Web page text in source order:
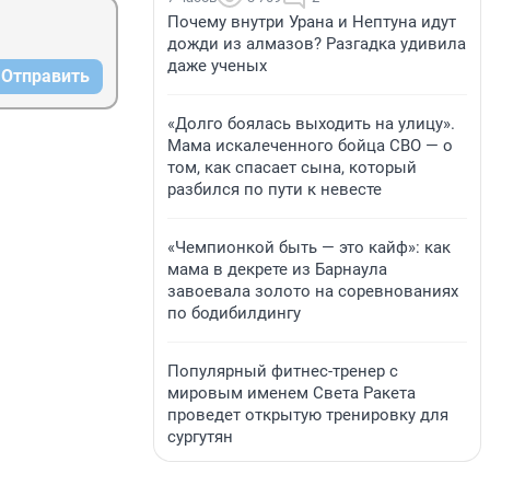
Отправить
Почему внутри Урана и Нептуна идут
дожди из алмазов? Разгадка удивила
даже ученых
«Долго боялась выходить на улицу».
Мама искалеченного бойца СВО — о
том, как спасает сына, который
разбился по пути к невесте
«Чемпионкой быть — это кайф»: как
мама в декрете из Барнаула
завоевала золото на соревнованиях
по бодибилдингу
Популярный фитнес-тренер с
мировым именем Света Ракета
проведет открытую тренировку для
сургутян